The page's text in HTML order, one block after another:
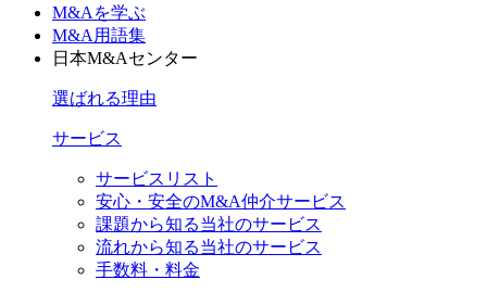
M&Aを学ぶ
M&A用語集
日本M&Aセンター
選ばれる理由
サービス
サービスリスト
安心・安全のM&A仲介サービス
課題から知る当社のサービス
流れから知る当社のサービス
手数料・料金